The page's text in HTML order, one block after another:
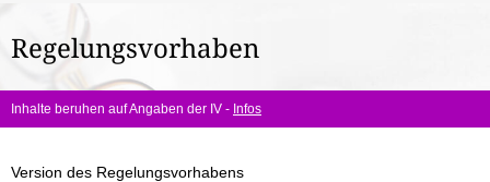
hier:
Regelungsvorhaben
Inhalte beruhen auf Angaben der IV - Infos
Version des Regelungsvorhabens